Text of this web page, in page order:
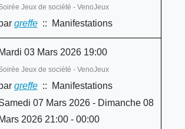
Jeux de société - VenoJeux
greffe:: Manifestations
Mardi 03 Mars 2026 19:00
Jeux de société - VenoJeux
greffe:: Manifestations
07 Mars 2026 - Dimanche 08
Mars 2026 21:00 - 00:00